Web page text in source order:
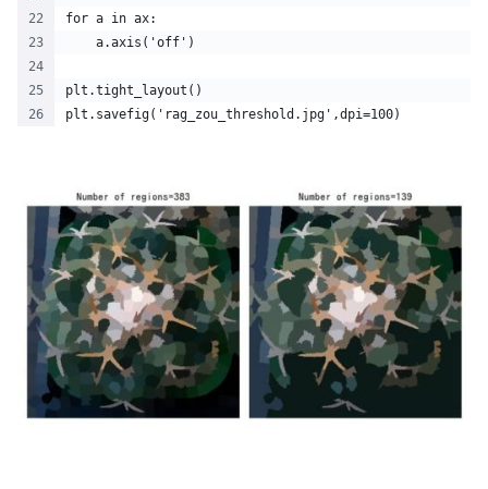
for a in ax:
    a.axis('off')
plt.tight_layout()
plt.savefig('rag_zou_threshold.jpg',dpi=100)